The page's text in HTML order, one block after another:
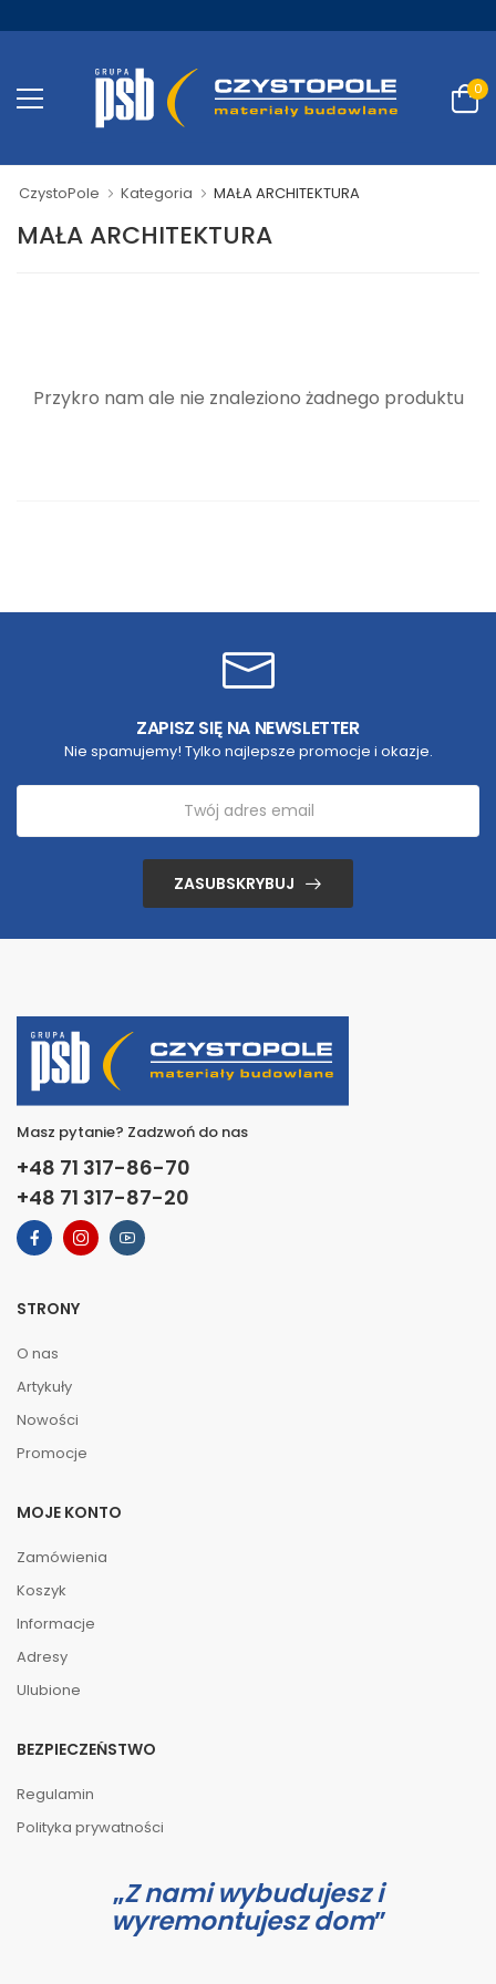
0
CzystoPole Kategoria MAŁA ARCHITEKTURA
MAŁA ARCHITEKTURA
Przykro nam ale nie znaleziono żadnego produktu
ZAPISZ SIĘ NA NEWSLETTER
Nie spamujemy! Tylko najlepsze promocje i okazje.
ZASUBSKRYBUJ
Masz pytanie? Zadzwoń do nas
+48 71 317-86-70
+48 71 317-87-20
STRONY
O nas
Artykuły
Nowości
Promocje
MOJE KONTO
Zamówienia
Koszyk
Informacje
Adresy
Ulubione
BEZPIECZEŃSTWO
Regulamin
Polityka prywatności
Z nami wybudujesz i
wyremontujesz dom